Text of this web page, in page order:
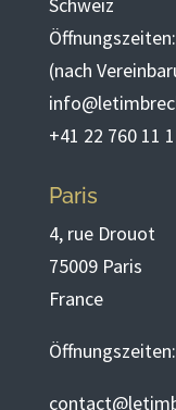
(nach
+41 22 760 11
Paris
4, rue Drouot
75009 Paris
France